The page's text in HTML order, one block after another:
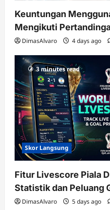
Keuntungan
Mengikuti
DimasAlvaro 4 days ago
3 minutes read
Skor Langsung
Fitur Livescore Piala
Statistik dan Peluang
DimasAlvaro 5 days ago